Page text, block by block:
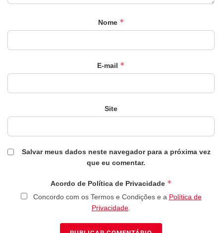
Nome *
E-mail *
Site
Salvar meus dados neste navegador para a próxima vez
que eu comentar.
Acordo de Política de Privacidade *
Concordo com os Termos e Condições e a Política de
Privacidade